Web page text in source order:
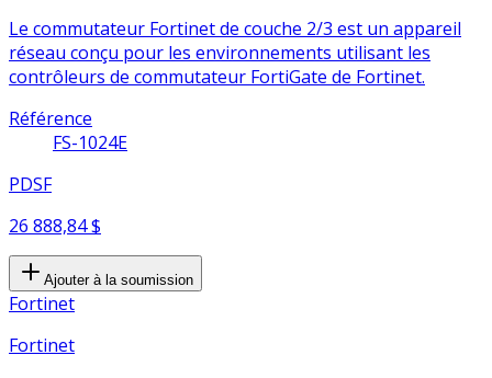
Le commutateur Fortinet de couche 2/3 est un appareil
réseau conçu pour les environnements utilisant les
contrôleurs de commutateur FortiGate de Fortinet.
Référence
FS-1024E
PDSF
26 888,84 $
Ajouter à la soumission
Fortinet
Fortinet